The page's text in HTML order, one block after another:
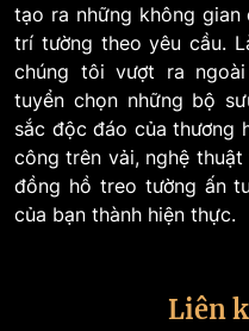
tạo ra những không
trí tường theo yêu cầu.
chúng tôi vượt ra
tuyển chọn những bộ
sắc độc đáo của thương
công trên vải, nghệ
đồng hồ treo tường ấn
của bạn thành hiện thực.
Liên